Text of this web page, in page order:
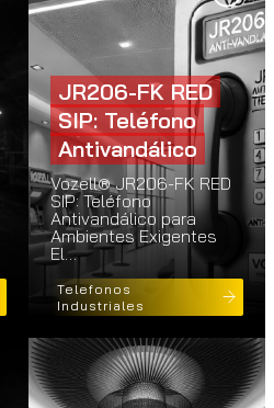
JR206-FK RED
SIP: Teléfono
Antivandálico
Vozell® JR206-FK RED
SIP: Teléfono
Antivandálico para
Ambientes Exigentes
El…
Telefonos
Industriales